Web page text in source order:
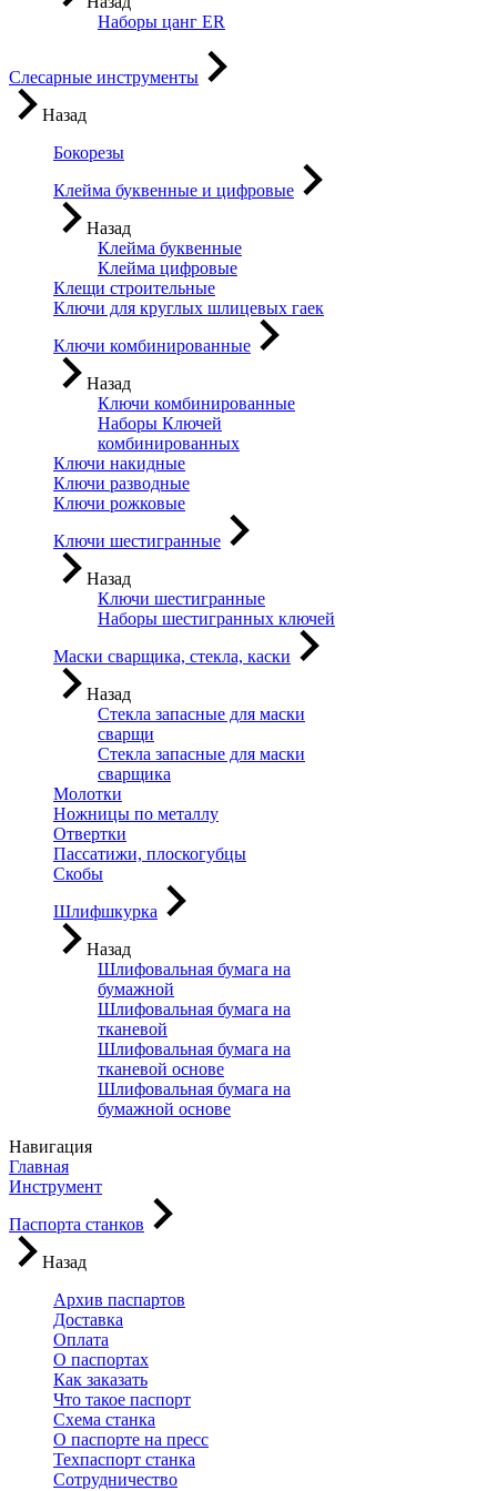
Наборы цанг ER
Слесарные инструменты
Назад
Бокорезы
Клейма буквенные и цифровые
Назад
Клейма буквенные
Клейма цифровые
Клещи строительные
Ключи для круглых шлицевых гаек
Ключи комбинированные
Назад
Ключи комбинированные
Наборы Ключей
комбинированных
Ключи накидные
Ключи разводные
Ключи рожковые
Ключи шестигранные
Назад
Ключи шестигранные
Наборы шестигранных ключей
Маски сварщика, стекла, каски
Назад
Стекла запасные для маски
сварщи
Стекла запасные для маски
сварщика
Молотки
Ножницы по металлу
Отвертки
Пассатижи, плоскогубцы
Скобы
Шлифшкурка
Назад
Шлифовальная бумага на
бумажной
Шлифовальная бумага на
тканевой
Шлифовальная бумага на
тканевой основе
Шлифовальная бумага на
бумажной основе
Навигация
Главная
Инструмент
Паспорта станков
Назад
Архив паспартов
Доставка
Оплата
О паспортах
Как заказать
Что такое паспорт
Схема станка
О паспорте на пресс
Техпаспорт станка
Сотрудничество